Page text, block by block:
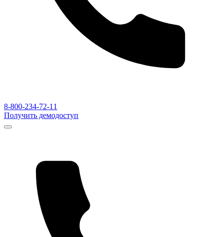
8-800-234-72-11
Получить демодоступ